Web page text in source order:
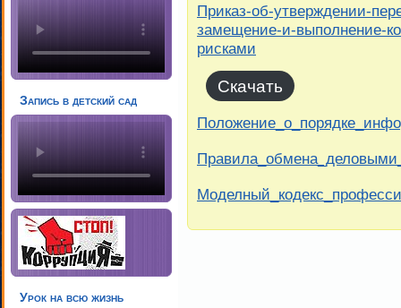
Запись в детский сад
Урок на всю жизнь
Приказ-об-утверждении-
замещение-и-выполнение-
рисками
Скачать